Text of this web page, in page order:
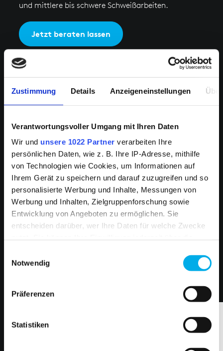
Zustimmung Details Anzeigeneinstellungen
Verantwortungsvoller Umgang mit Ihren Daten
Wir und unsere 1022 Partner verarbeiten Ihre
persönlichen Daten, wie z. B. Ihre IP-Adresse, mithilfe
von Technologien wie Cookies, um Informationen auf
Ihrem Gerät zu speichern und darauf zuzugreifen und so
personalisierte Werbung und Inhalte, Messungen von
Werbung und Inhalten, Zielgruppenforschung sowie
Entwicklung von Angeboten zu ermöglichen. Sie
entscheiden darüber, wer Ihre Daten für welche Zwecke
Trigger Symbol ändern oder widerrufen
Informationen über Ihre geografische Lage
können
bestimmten Merkmalen (Fingerprinting) identifizieren
Notwendig
Präferenzen
Statistiken
und mittlere bis schwere Schweißarbeiten.
Jetzt beraten lassen
WIR BRAUCHEN IHRE
Um unsere YouTube-Videos anzuzeigen,
benötigen wir Ihre Zustimmung zu Marketing-
Cookies. Diese Cookies ermöglichen es uns,
externe Inhalte von YouTube einzubinden. Ohne
Ihre Zustimmung können die Videos leider nicht
geladen werden. Sie können Ihre Cookie-
Einstellungen jederzeit ändern.
ZU DEN PRODUKTEN
Zurück zur Kollektionsübersicht